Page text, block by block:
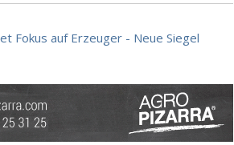
Fokus auf Erzeuger - Neue Siegel